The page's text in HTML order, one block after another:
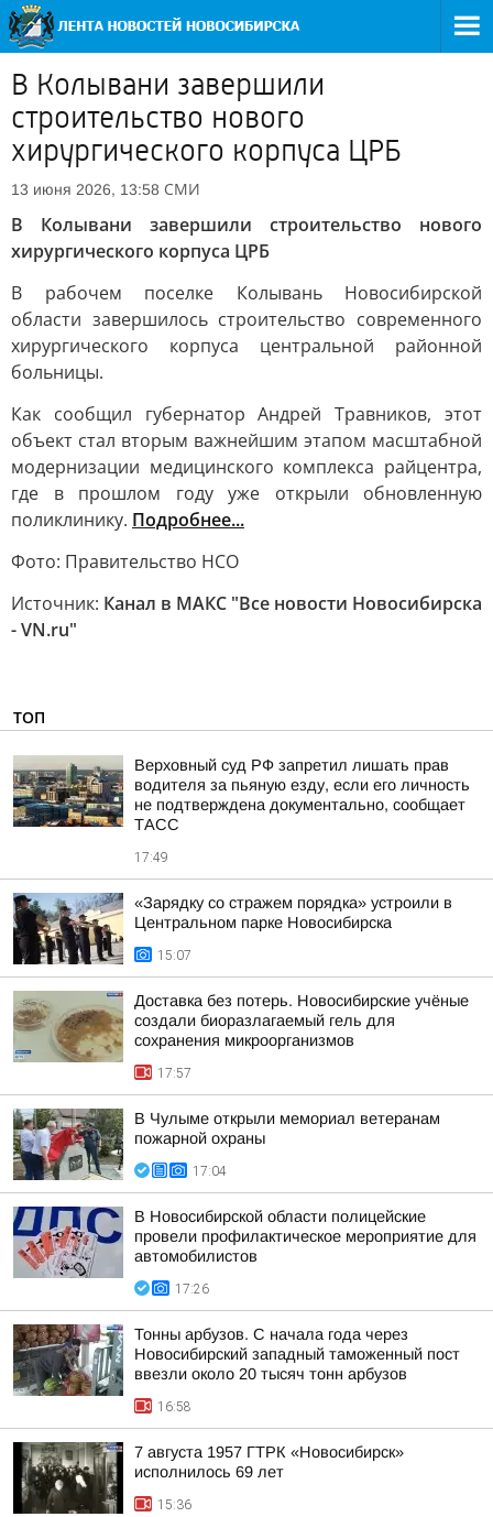
В Колывани завершили
строительство нового
хирургического корпуса ЦРБ
13 июня 2026, 13:58 СМИ
В Колывани завершили строительство нового
хирургического корпуса ЦРБ
В рабочем поселке Колывань Новосибирской
области завершилось строительство современного
хирургического корпуса центральной районной
больницы.
Как сообщил губернатор Андрей Травников, этот
объект стал вторым важнейшим этапом масштабной
модернизации медицинского комплекса райцентра,
где в прошлом году уже открыли обновленную
поликлинику. Подробнее...
Фото: Правительство НСО
Источник: Канал в МАКС "Все новости Новосибирска
- VN.ru"
ТОП
Верховный суд РФ запретил лишать прав
водителя за пьяную езду, если его личность
не подтверждена документально, сообщает
ТАСС
17:49
«Зарядку со стражем порядка» устроили в
Центральном парке Новосибирска
15:07
Доставка без потерь. Новосибирские учёные
создали биоразлагаемый гель для
сохранения микроорганизмов
17:57
В Чулыме открыли мемориал ветеранам
пожарной охраны
17:04
В Новосибирской области полицейские
провели профилактическое мероприятие для
автомобилистов
17:26
Тонны арбузов. С начала года через
Новосибирский западный таможенный пост
ввезли около 20 тысяч тонн арбузов
16:58
7 августа 1957 ГТРК «Новосибирск»
исполнилось 69 лет
15:36